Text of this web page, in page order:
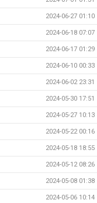
2024-06-27 01:10
2024-06-18 07:07
2024-06-17 01:29
2024-06-10 00:33
2024-06-02 23:31
2024-05-30 17:51
2024-05-27 10:13
2024-05-22 00:16
2024-05-18 18:55
2024-05-12 08:26
2024-05-08 01:38
2024-05-06 10:14